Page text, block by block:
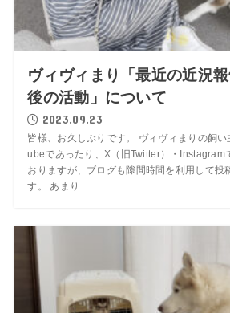
ヴィヴィまり「最近の近況
後の活動」について
2023.09.23
皆様、お久しぶりです。 ヴィヴィまりの飼
ubeであったり、X（旧Twitter）・Instagram
おりますが、ブログも隙間時間を利用して投
す。 あまり...